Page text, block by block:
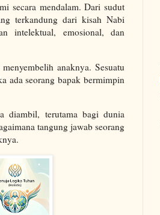
secara mendalam. Dari sudut
terkandung dari kisah Nabi
intelektual, emosional, dan
anaknya. Sesuatu
ada seorang bapak bermimpin
diambil, terutama bagi dunia
tangung jawab seorang